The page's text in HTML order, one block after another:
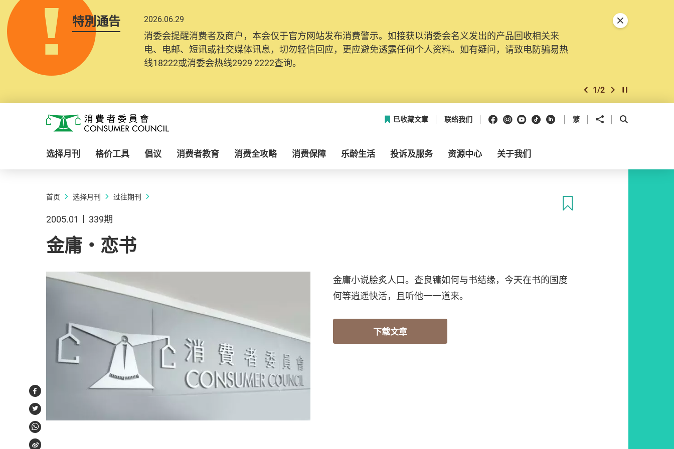
特別通告 2026.06.29
消委会提醒消费者及商户，本会仅于官方网站发布消费警示。如接获以消委会名义发出的产品回收相关来
电、电邮、短讯或社交媒体讯息，切勿轻信回应，更应避免透露任何个人资料。如有疑问，请致电防骗易热
线18222或消委会热线2929 2222查询。
上一个
1/2 下一个开始/暂停幻灯
关闭特別通告
消费者委员会
已收藏文章 联络我们 Facebook
Instagram
Youtube
抖音领英 繁 分享到 开启搜寻框
选择月刊 格价工具 倡议 消费者教育 消费全攻略 消费保障 乐龄生活 投诉及服务 资源中心 关于我们
首页 选择月刊 过往期刊
2005.01 339期
金庸・恋书
金庸小说脍炙人口。查良镛如何与书结缘，今天在书的国度
何等逍遥快活，且听他一一道来。
下载文章
Facebook
Twitter
WhatsApp